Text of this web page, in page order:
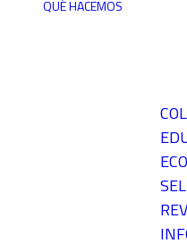
QUÉ HACEMOS